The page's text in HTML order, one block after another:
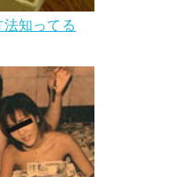
法知ってる